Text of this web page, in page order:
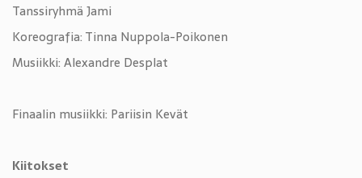
Tanssiryhmä Jami
Koreografia: Tinna Nuppola-Poikonen
Musiikki: Alexandre Desplat
Finaalin musiikki: Pariisin Kevät
Kiitokset